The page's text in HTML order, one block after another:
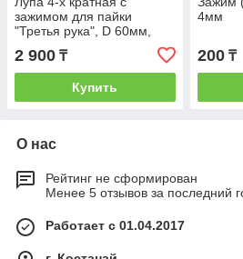
зажимом для пайки
"Третья рука", D 60мм,
2 900 ₸
Купить
4мм
200₸
О нас
Рейтинг не сформирован
Менее 5 отзывов за последний
Работает с 01.04.2017